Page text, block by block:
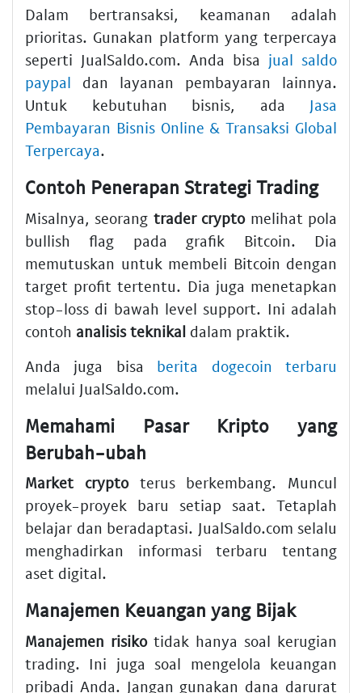
Dalam bertransaksi, keamanan adalah
prioritas. Gunakan platform yang terpercaya
seperti JualSaldo.com. Anda bisa jual saldo
paypal dan layanan pembayaran lainnya.
Untuk kebutuhan bisnis, ada Jasa
Pembayaran Bisnis Online & Transaksi Global
Terpercaya.
Contoh Penerapan Strategi Trading
Misalnya, seorang trader cryptomelihat pola
bullish flag pada grafik Bitcoin. Dia
memutuskan untuk membeli Bitcoin dengan
target profit tertentu. Dia juga menetapkan
stop-loss di bawah level support. Ini adalah
contoh analisis teknikal dalam praktik.
Anda juga bisa berita dogecoin terbaru
melalui JualSaldo.com.
Memahami Pasar Kripto yang
Berubah-ubah
Market cryptoterus berkembang. Muncul
proyek-proyek baru setiap saat. Tetaplah
belajar dan beradaptasi. JualSaldo.com selalu
menghadirkan informasi terbaru tentang
aset digital.
Manajemen Keuangan yang Bijak
Manajemen risikotidak hanya soal kerugian
trading. Ini juga soal mengelola keuangan
pribadi Anda. Jangan gunakan dana darurat